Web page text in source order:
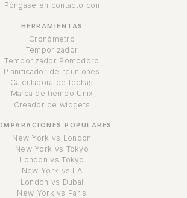
Póngase en contacto con
HERRAMIENTAS
Cronómetro
Temporizador
Temporizador Pomodoro
Planificador de reuniones
Calculadora de fechas
Marca de tiempo Unix
Creador de widgets
POPULARES
New York vs London
New York vs Tokyo
London vs Tokyo
New York vs LA
London vs Dubai
New York vs Paris